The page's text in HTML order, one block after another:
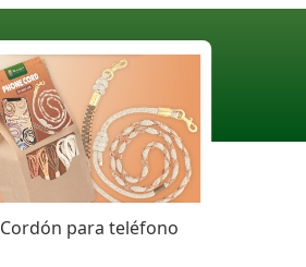
Cordón para teléfono